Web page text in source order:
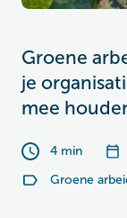
Groene
je
mee
4 min
Groene